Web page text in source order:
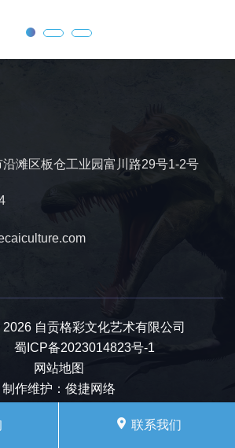
盖霸王龙、三角龙、剑龙、长颈
见品类，同时支持恐龙化石骨架
乐场景，公司推出恐龙电动车与
装置及安全扶手，适用于乐
品外，公司同时开展仿真动物与
业务，涵盖史前巨兽、野生动
、仿真昆虫等品类，产品形态包
动态机械款、互动游乐款，制作
龙保持一致，可与恐龙产品搭配
元主题场景，满足客户一站式采
沿滩区板仓工业园富川路29号1-2号
自贡格彩文化艺术有限公司
蜀ICP备2023014823号-1
网站地图
制作维护：俊捷网络
联系我们